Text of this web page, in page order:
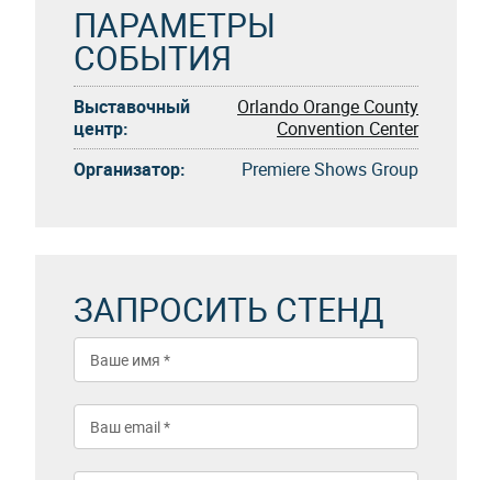
ПАРАМЕТРЫ
СОБЫТИЯ
Выставочный
центр:
Orlando Orange County
Convention Center
Организатор:
Premiere Shows Group
ЗАПРОСИТЬ СТЕНД